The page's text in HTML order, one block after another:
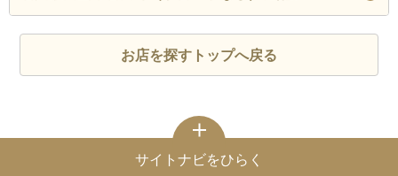
お店を探すトップへ戻る
サイトナビをひらく